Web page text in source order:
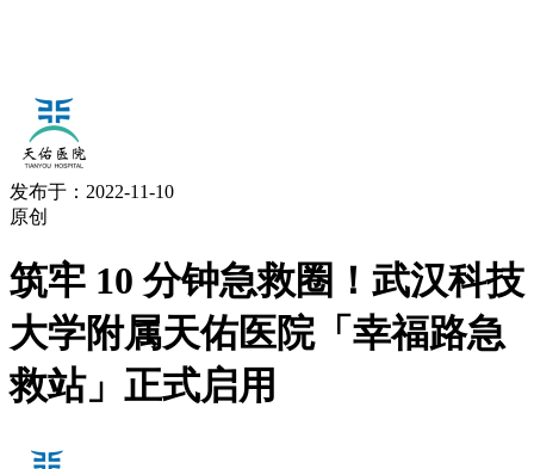
发布于：2022-11-10
原创
筑牢 10 分钟急救圈！武汉科技
大学附属天佑医院「幸福路急
救站」正式启用